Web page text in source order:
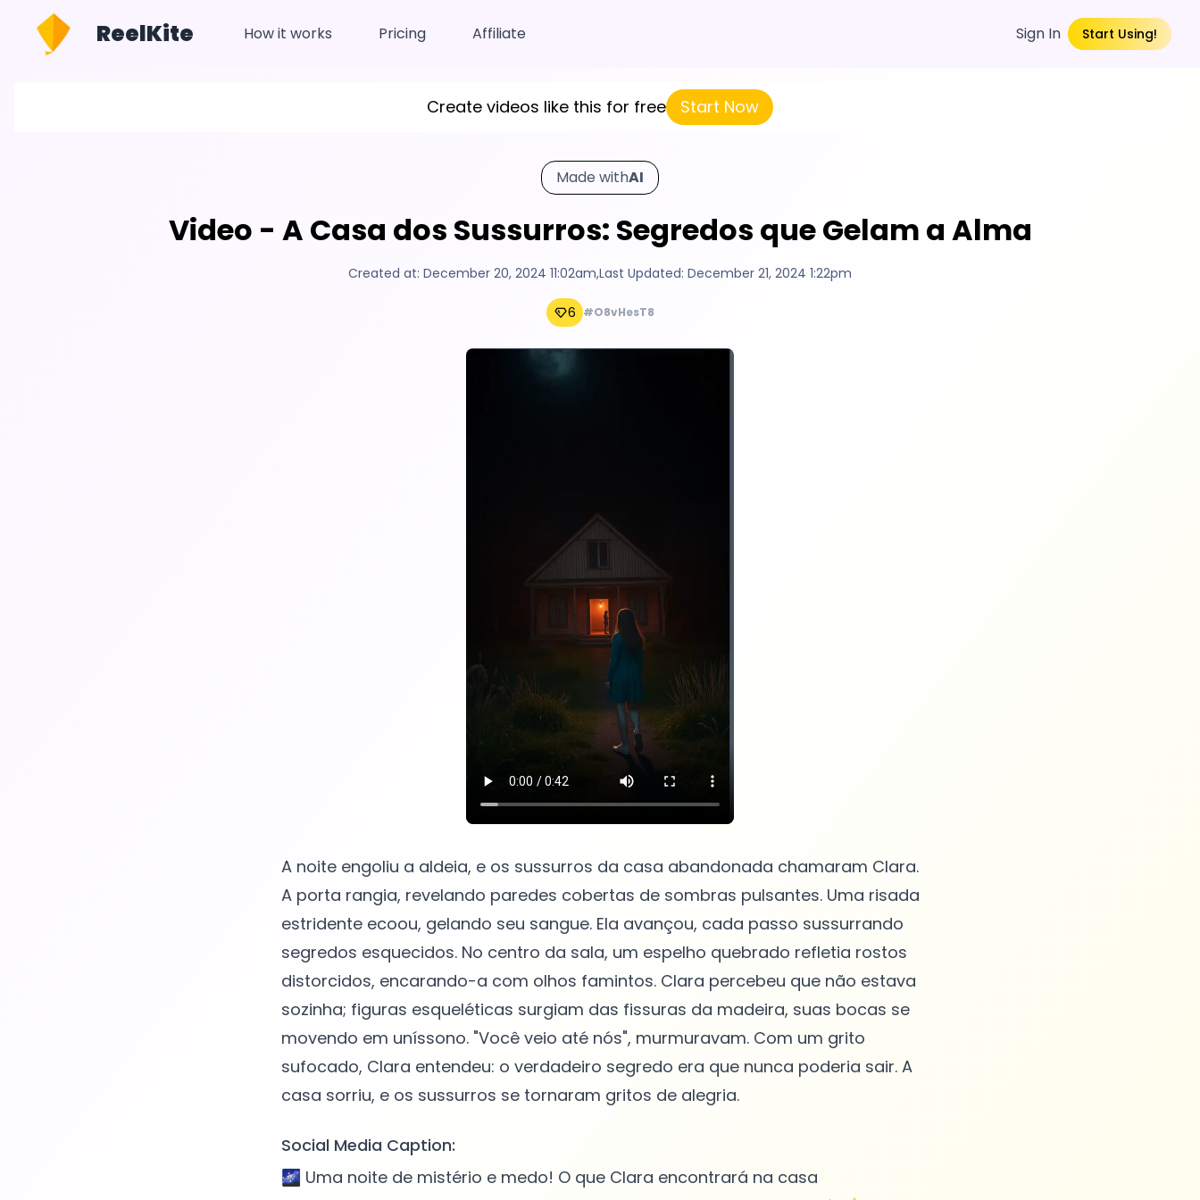
ReelKite How it works Pricing Affiliate Sign In Start Using!
Create videos like this for free Start Now
Made withAI
Video - A Casa dos Sussurros: Segredos que Gelam a Alma
Created at: December 20, 2024 11:02am,Last Updated: December 21, 2024 1:22pm
6 #O8vHesT8
A noite engoliu a aldeia, e os sussurros da casa abandonada chamaram Clara.
A porta rangia, revelando paredes cobertas de sombras pulsantes. Uma risada
estridente ecoou, gelando seu sangue. Ela avançou, cada passo sussurrando
segredos esquecidos. No centro da sala, um espelho quebrado refletia rostos
distorcidos, encarando-a com olhos famintos. Clara percebeu que não estava
sozinha; figuras esqueléticas surgiam das fissuras da madeira, suas bocas se
movendo em uníssono. "Você veio até nós", murmuravam. Com um grito
sufocado, Clara entendeu: o verdadeiro segredo era que nunca poderia sair. A
casa sorriu, e os sussurros se tornaram gritos de alegria.
Social Media Caption:
🌌 Uma noite de mistério e medo! O que Clara encontrará na casa